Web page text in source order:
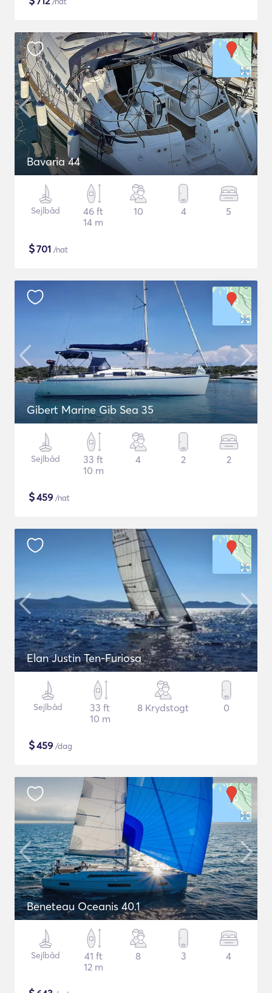
Bavaria 44
Sejlbåd
46 ft
14 m
10 4 5
$701 /nat
Gibert Marine Gib Sea 35
Sejlbåd
33 ft
10 m
4 2 2
$459 /nat
Elan Justin Ten-Furiosa
Sejlbåd
33 ft
10 m
8 Krydstogt 0
$459 /dag
Beneteau Oceanis 40.1
Sejlbåd
41 ft
12 m
8 3 4